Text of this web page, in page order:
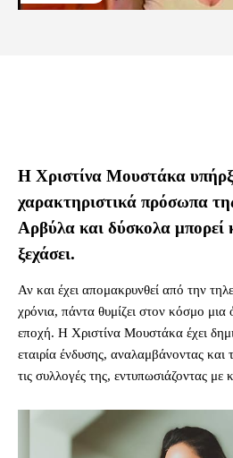
Η Χριστίνα Μουστάκα
χαρακτηριστικά πρόσωπα
Αρβύλα και δύσκολα μπορεί
ξεχάσει.
Αν και έχει απομακρυνθεί από την
χρόνια, πάντα θυμίζει στον κόσμο
εποχή. Η Χριστίνα Μουστάκα έχει
εταιρία ένδυσης, αναλαμβάνοντας και
τις συλλογές της, εντυπωσιάζοντας με